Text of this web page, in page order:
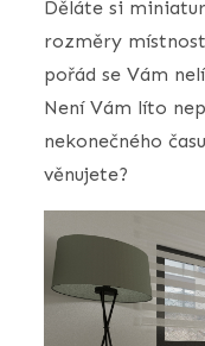
Děláte si
rozměry
pořád se Vám
Není Vám líto
nekonečného
věnujete?